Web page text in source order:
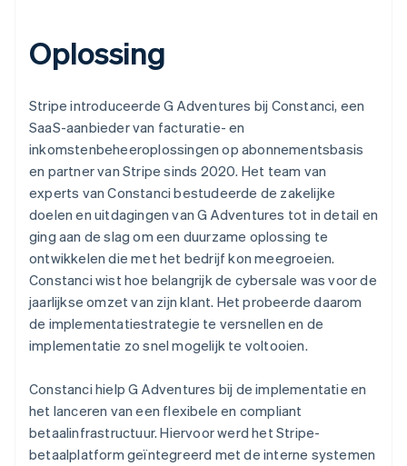
Oplossing
Stripe introduceerde G Adventures bij Constanci, een
SaaS-aanbieder van facturatie- en
inkomstenbeheeroplossingen op abonnementsbasis
en partner van Stripe sinds 2020. Het team van
experts van Constanci bestudeerde de zakelijke
doelen en uitdagingen van G Adventures tot in detail en
ging aan de slag om een duurzame oplossing te
ontwikkelen die met het bedrijf kon meegroeien.
Constanci wist hoe belangrijk de cybersale was voor de
jaarlijkse omzet van zijn klant. Het probeerde daarom
de implementatiestrategie te versnellen en de
implementatie zo snel mogelijk te voltooien.
Constanci hielp G Adventures bij de implementatie en
het lanceren van een flexibele en compliant
betaalinfrastructuur. Hiervoor werd het Stripe-
betaalplatform geïntegreerd met de interne systemen